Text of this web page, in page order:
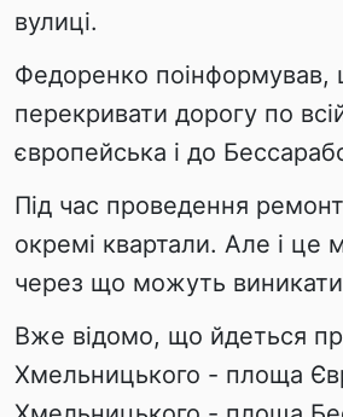
вулиці.
Федоренко поінформував,
перекривати дорогу по
європейська і до
Під час проведення
окремі квартали. Але і це
через що можуть
Вже відомо, що йдеться
Хмельницького - площа